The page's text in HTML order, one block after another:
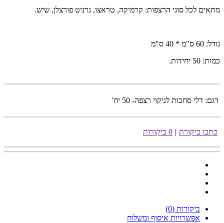
מתאים לכל סוגי הרצפות: קרמיקה, טראצו, גרניט פורצלן, שיש.
גודל: 60 ס"מ * 40 ס"מ
כמות: 50 יחידות.
דגם: דלי סחבות לניקוי רצפה- 50 יח'
כתבו ביקורת | 0 ביקורות
ביקורות (0)
אפשרויות איסוף ומשלוח